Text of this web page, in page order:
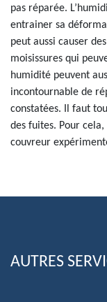
pas réparée.
entrainer sa
peut aussi causer
moisissures qui
humidité peuvent
incontournable de
constatées. Il faut
des fuites. Pour
couvreur
AUTRES